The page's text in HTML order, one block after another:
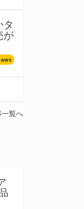
が
一覧へ